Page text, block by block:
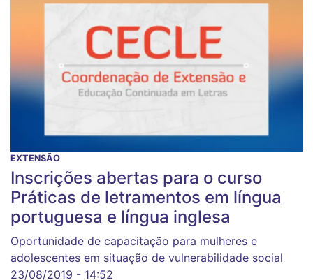
EXTENSÃO
Inscrições abertas para o curso
Práticas de letramentos em língua
portuguesa e língua inglesa
Oportunidade de capacitação para mulheres e
adolescentes em situação de vulnerabilidade social
23/08/2019 - 14:52